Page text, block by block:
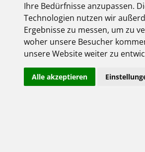
Ihre Bedürfnisse anzupassen.
Technologien nutzen wir
Ergebnisse zu messen, um zu
woher unsere Besucher
unsere Website weiter zu
Alle akzeptieren